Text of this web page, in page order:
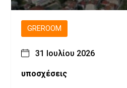
GREROOM
31 Ιουλίου 2026
υποσχέσεις